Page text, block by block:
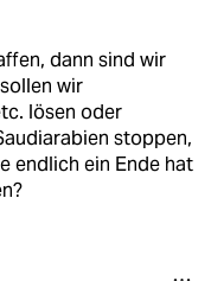
dann sind wir
wir
lösen oder
stoppen,
endlich ein Ende hat